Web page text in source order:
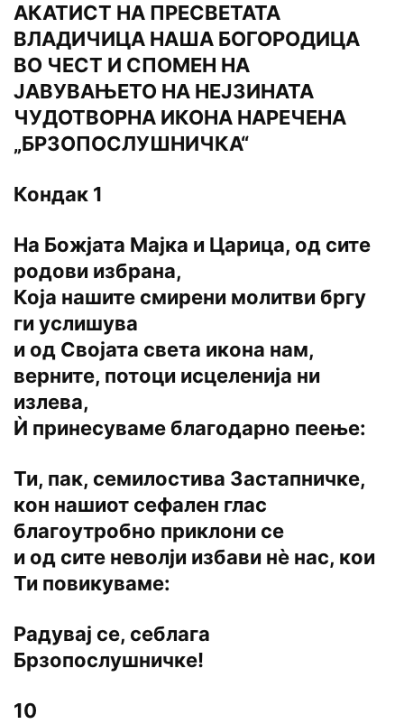
AКАТИСТ НА ПРЕСВЕТАТА
ВЛАДИЧИЦА НАША БОГОРОДИЦА
ВО ЧЕСТ И СПОМЕН НА
ЈАВУВАЊЕТО НА НЕЈЗИНАТА
ЧУДОТВОРНА ИКОНА НАРЕЧЕНА
„БРЗОПОСЛУШНИЧКА“
Кондак 1
На Божјата Мајка и Царица, од сите
родови избрана,
Која нашите смирени молитви бргу
ги услишува
и од Својата света икона нам,
верните, потоци исцеленија ни
излева,
Ѝ принесуваме благодарно пеење:
Ти, пак, семилостива Застапничке,
кон нашиот сефален глас
благоутробно приклони се
и од сите неволји избави нѐ нас, кои
Ти повикуваме:
Радувај се, себлага
Брзопослушничке!
10